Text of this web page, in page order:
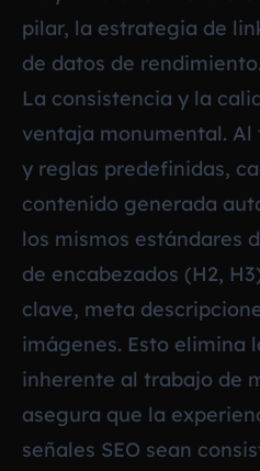
pilar, la estrategia de
de datos de rendimiento.
La consistencia y la
ventaja monumental.
y reglas predefinidas,
contenido generada
los mismos estándares
de encabezados (H2,
clave, meta
imágenes. Esto elimina
inherente al trabajo de
asegura que la
señales SEO sean